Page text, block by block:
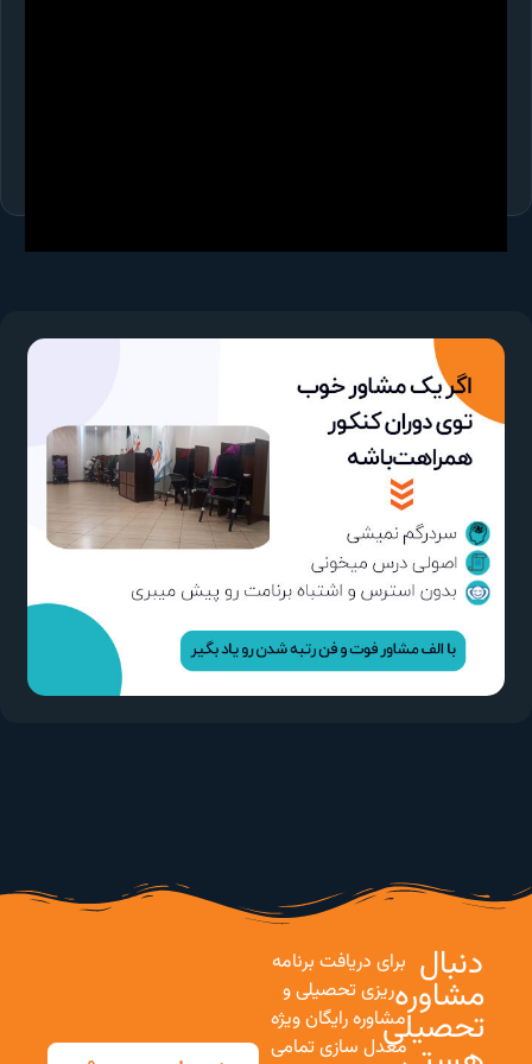
دنبال
مشاوره
تحصیلی
برای دریافت برنامه
ریزی تحصیلی و
مشاوره رایگان ویژه
معدل سازی تمامی